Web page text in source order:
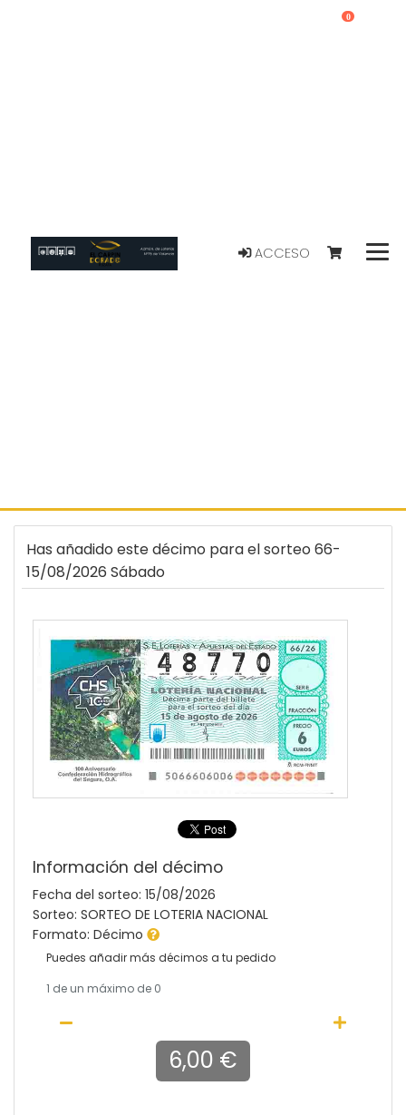
ACCESO
0
Has añadido este décimo para el sorteo 66-
15/08/2026 Sábado
Información del décimo
Fecha del sorteo: 15/08/2026
Sorteo: SORTEO DE LOTERIA NACIONAL
Formato: Décimo
Puedes añadir más décimos a tu pedido
1 de un máximo de 0
6,00 €